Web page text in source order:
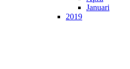
Januari
2019